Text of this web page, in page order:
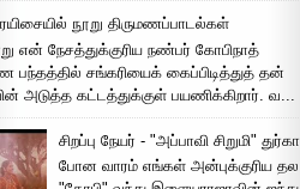
நூறு திருமணப்பாடல்கள்
என் நேசத்துக்குரிய நண்பர் கோபிநாத்
பந்தத்தில் சங்கரியைக் கைப்பிடித்துத் தன்
அடுத்த கட்டத்துக்குள் பயணிக்கிறார். வ...
சிறப்பு நேயர் - "அப்பாவி சிறுமி" துர்கா
போன வாரம் எங்கள் அன்புக்குரிய தல